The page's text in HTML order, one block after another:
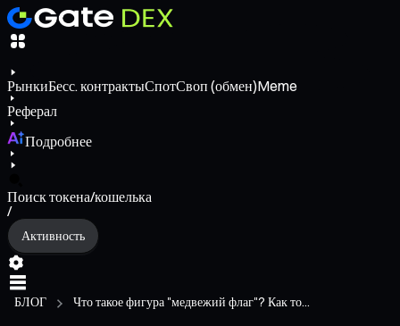
РынкиБесс. контрактыСпотСвоп (обмен)Meme
Реферал
Подробнее
Поиск токена/кошелька
/
Активность
БЛОГ Что такое фигура "медвежий флаг"? Как то...